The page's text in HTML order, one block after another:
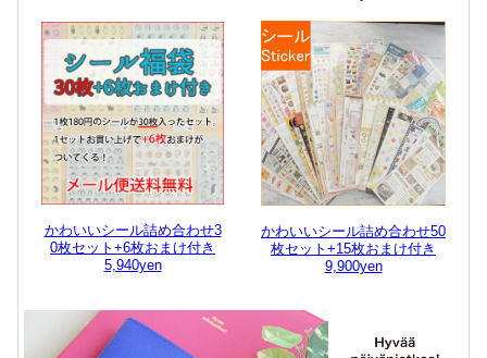
かわいいシール詰め合わせ3
0枚セット+6枚おまけ付き
5,940yen
かわいいシール詰め合わせ50
枚セット+15枚おまけ付き
9,900yen